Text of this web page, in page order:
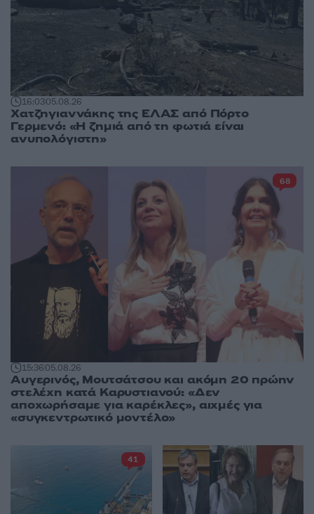
16:0305.08.26
Χατζηγιαννάκης της ΕΛΑΣ από Πόρτο
Γερμενό: «Η ζημιά από τη φωτιά είναι
ανυπολόγιστη»
15:3605.08.26
Αυγερινός, Μουτσάτσου και ακόμη 20 πρώην
στελέχη κατά Καρυστιανού: «Δεν
αποχωρήσαμε για καρέκλες», αιχμές για
«συγκεντρωτικό μοντέλο»
68
41